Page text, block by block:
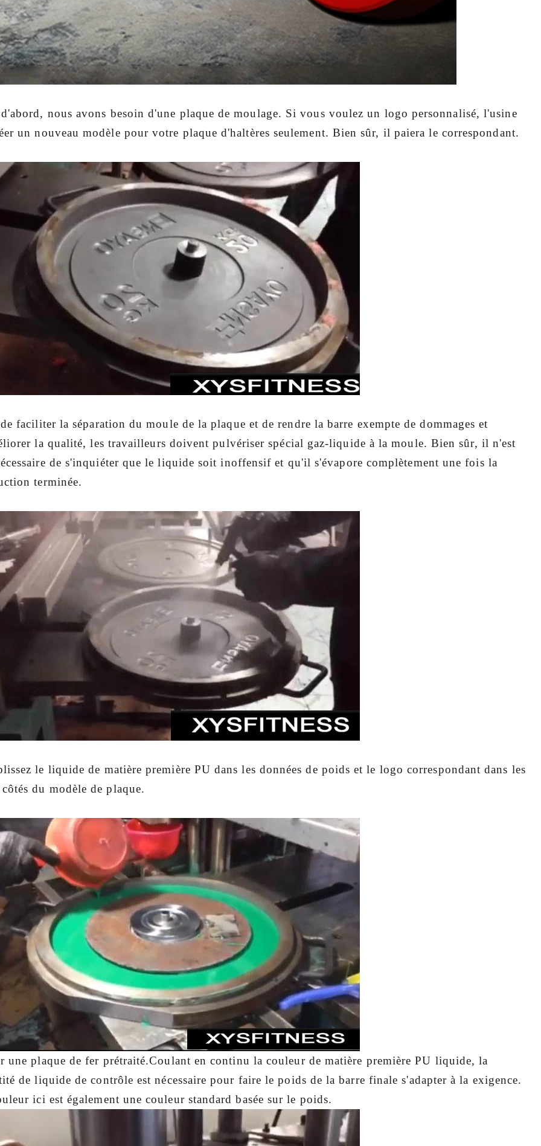
nous avons besoin d'une plaque de moulage. Si vous voulez un logo personnalisé, l'usine
un nouveau modèle pour votre plaque d'haltères seulement. Bien sûr, il paiera le correspondant.
faciliter la séparation du moule de la plaque et de rendre la barre exempte de dommages et
la qualité, les travailleurs doivent pulvériser spécial gaz-liquide à lamoule. Bien sûr, il n'est
de s'inquiéter que le liquide soit inoffensif et qu'il s'évapore complètement une fois la
terminée.
le liquide de matière première PU dans les données de poids et le logo correspondant dans les
du modèle de plaque.
une plaque de fer prétraité.Coulant en continu la couleur de matière première PU liquide, la
de liquide de contrôle est nécessaire pour faire le poids de la barre finale s'adapter à la exigence.
ici est également une couleur standard basée sur le poids.